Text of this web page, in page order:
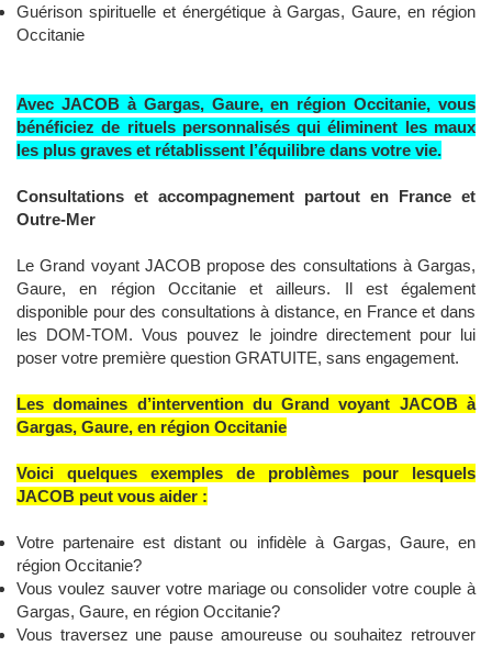
Guérison spirituelle et énergétique à Gargas, Gaure, en région
Occitanie
Avec JACOB à Gargas, Gaure, en région Occitanie, vous
bénéficiez de rituels personnalisés qui éliminent les maux
les plus graves et rétablissent l’équilibre dans votre vie.
Consultations et accompagnement partout en France et
Outre-Mer
Le Grand voyant JACOB propose des consultations à Gargas,
Gaure, en région Occitanie et ailleurs. Il est également
disponible pour des consultations à distance, en France et dans
les DOM-TOM. Vous pouvez le joindre directement pour lui
poser votre première question GRATUITE, sans engagement.
Les domaines d’intervention du Grand voyant JACOB à
Gargas, Gaure, en région Occitanie
Voici quelques exemples de problèmes pour lesquels
JACOB peut vous aider :
Votre partenaire est distant ou infidèle à Gargas, Gaure, en
région Occitanie?
Vous voulez sauver votre mariage ou consolider votre couple à
Gargas, Gaure, en région Occitanie?
Vous traversez une pause amoureuse ou souhaitez retrouver